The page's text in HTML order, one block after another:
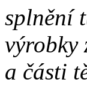
splnění
výrobky
a části